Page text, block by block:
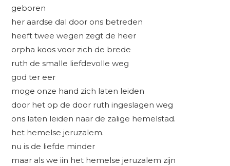
geboren
her aardse dal door ons betreden
heeft twee wegen zegt de heer
orpha koos voor zich de brede
ruth de smalle liefdevolle weg
god ter eer
moge onze hand zich laten leiden
door het op de door ruth ingeslagen weg
ons laten leiden naar de zalige hemelstad.
het hemelse jeruzalem.
nu is de liefde minder
maar als we iin het hemelse jeruzalem zijn